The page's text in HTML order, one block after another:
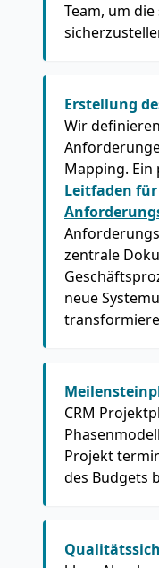
Team, um
Erstellung
Wir
Mapping.
Leitfaden für
zentrale
neue
CRM
Projekt
des Budgets